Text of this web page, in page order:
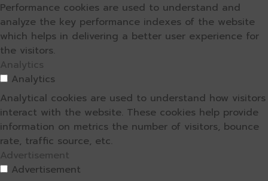
Performance cookies are used to understand and
analyze the key performance indexes of the website
which helps in delivering a better user experience for
the visitors.
Analytics
Analytics
Analytical cookies are used to understand how visitors
interact with the website. These cookies help provide
information on metrics the number of visitors, bounce
rate, traffic source, etc.
Advertisement
Advertisement